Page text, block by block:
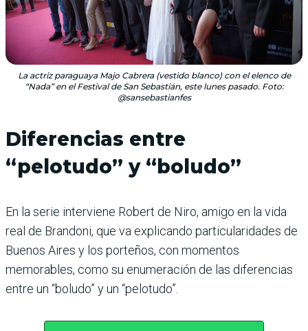
La actriz paraguaya Majo Cabrera (vestido blanco) con el elenco de
“Nada” en el Festival de San Sebastián, este lunes pasado. Foto:
@sansebastianfes
Diferencias entre
“pelotudo” y “boludo”
En la serie interviene Robert de Niro, amigo en la vida
real de Brandoni, que va explicando particularidades de
Buenos Aires y los porteños, con momentos
memorables, como su enumeración de las diferencias
entre un “boludo” y un “pelotudo”.